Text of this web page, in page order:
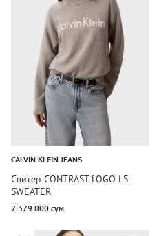
CALVIN KLEIN JEANS
Свитер CONTRAST LOGO LS
SWEATER
2 379 000 сум